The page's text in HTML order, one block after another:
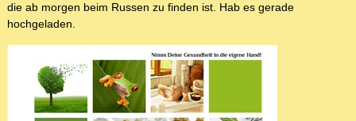
die ab morgen beim Russen zu finden ist. Hab es gerade
hochgeladen.